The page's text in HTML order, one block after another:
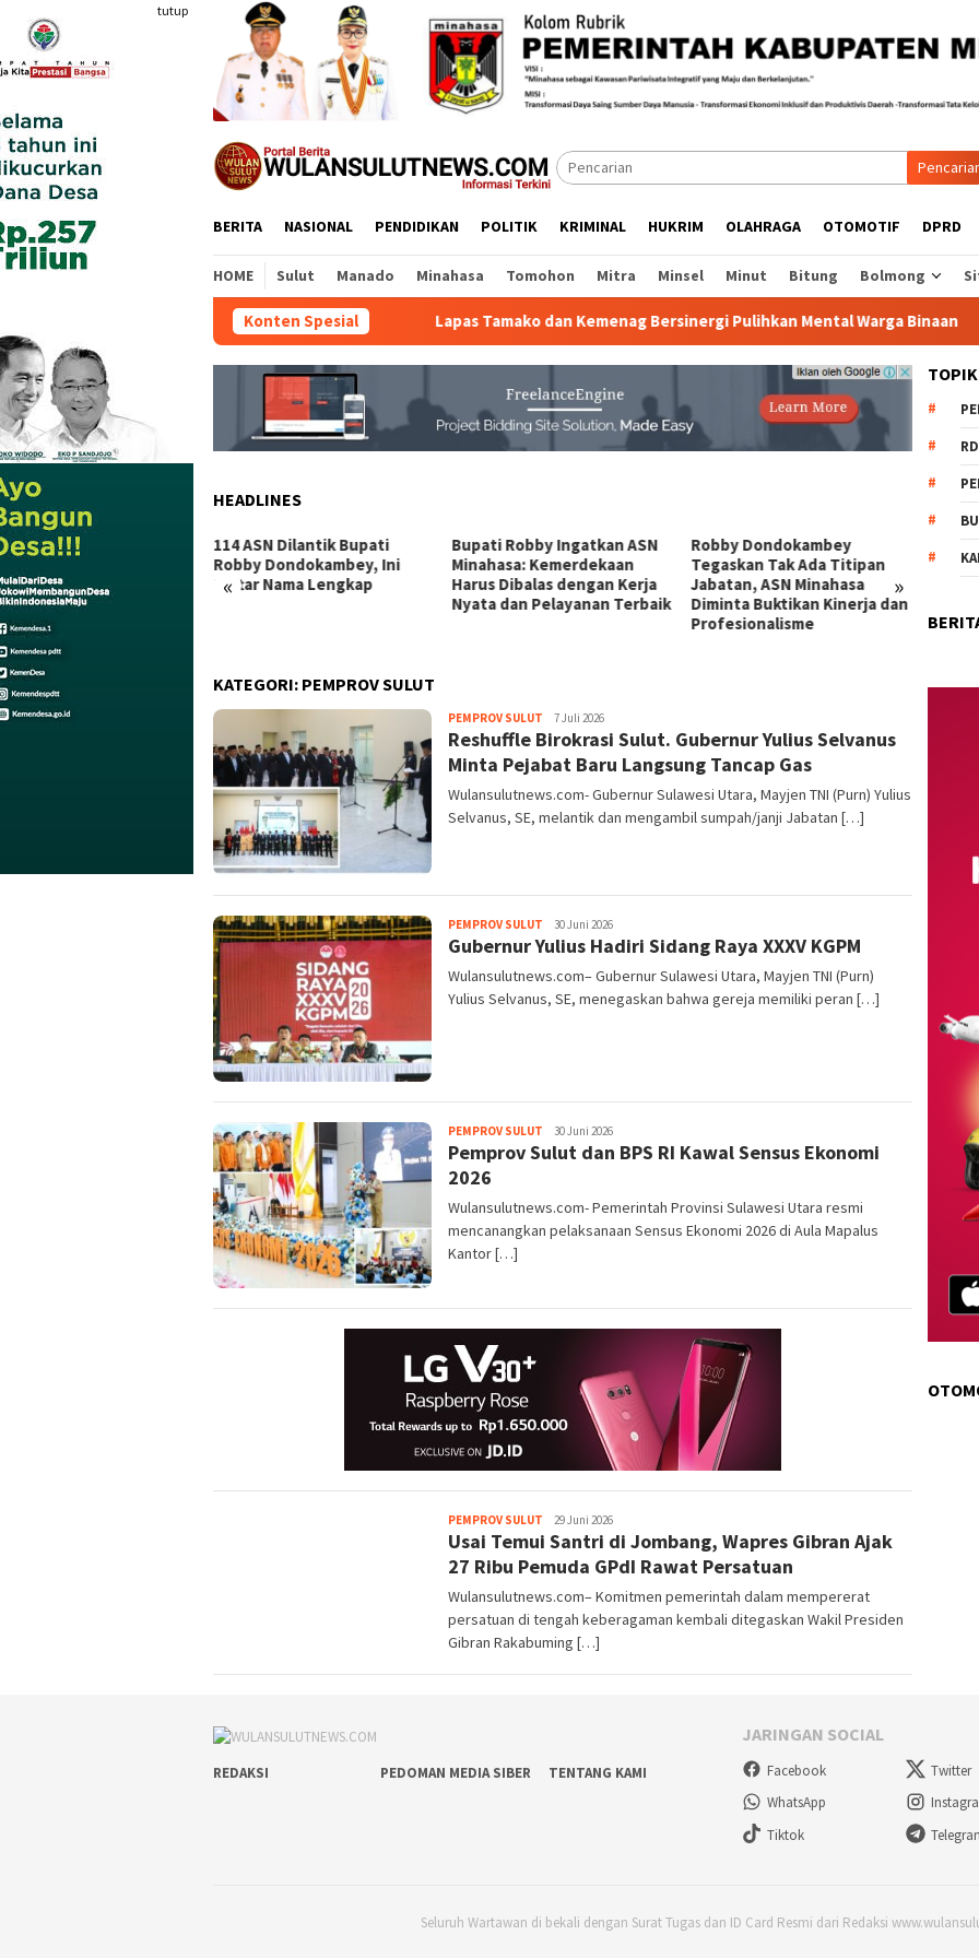
konten
tutup
BERITA NASIONAL PENDIDIKAN POLITIK KRIMINAL HUKRIM OLAHRAGA OTOMOTIF DPRD
HOME Sulut Manado Minahasa Tomohon Mitra Minsel Minut Bitung Bolmong
Konten Spesial Lapas Tamako dan Kemenag Bersinergi Pulihkan Mental Warga Binaan
HEADLINES
« »
Tamako dan Kemenag
Pulihkan Mental
Binaan
114 ASN Dilantik Bupati
Robby Dondokambey, Ini
Daftar Nama Lengkap
Bupati Robby Ingatkan ASN
Minahasa: Kemerdekaan
Harus Dibalas dengan Kerja
Nyata dan Pelayanan Terbaik
Robby Dondokambey
Tegaskan Tak Ada Titipan
Jabatan, ASN Minahasa
Diminta Buktikan Kinerja dan
Profesionalisme
Apel
81
KATEGORI: PEMPROV SULUT
PEMPROV SULUT pinkymediagrup@gmail.com
7 Juli 2026
Reshuffle Birokrasi Sulut. Gubernur Yulius Selvanus
Minta Pejabat Baru Langsung Tancap Gas
Wulansulutnews.com- Gubernur Sulawesi Utara, Mayjen TNI (Purn) Yulius
Selvanus, SE, melantik dan mengambil sumpah/janji Jabatan […]
PEMPROV SULUT pinkymediagrup@gmail.com
30 Juni 2026
Gubernur Yulius Hadiri Sidang Raya XXXV KGPM
Wulansulutnews.com– Gubernur Sulawesi Utara, Mayjen TNI (Purn)
Yulius Selvanus, SE, menegaskan bahwa gereja memiliki peran […]
PEMPROV SULUT pinkymediagrup@gmail.com
30 Juni 2026
Pemprov Sulut dan BPS RI Kawal Sensus Ekonomi
2026
Wulansulutnews.com- Pemerintah Provinsi Sulawesi Utara resmi
mencanangkan pelaksanaan Sensus Ekonomi 2026 di Aula Mapalus
Kantor […]
PEMPROV SULUT pinkymediagrup@gmail.com
29 Juni 2026
Usai Temui Santri di Jombang, Wapres Gibran Ajak
27 Ribu Pemuda GPdI Rawat Persatuan
Wulansulutnews.com– Komitmen pemerintah dalam mempererat
persatuan di tengah keberagaman kembali ditegaskan Wakil Presiden
Gibran Rakabuming […]
REDAKSI PEDOMAN MEDIA SIBER TENTANG KAMI
JARINGAN SOCIAL
Facebook
Twitter
WhatsApp
Tiktok
Seluruh Wartawan di bekali dengan Surat Tugas dan ID Card Resmi dari Redaksi